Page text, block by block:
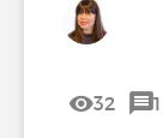
32 1